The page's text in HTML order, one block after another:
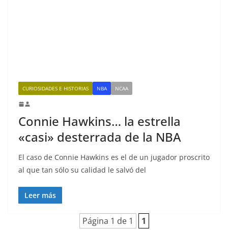
CURIOSIDADES E HISTORIAS NBA NCAA
Connie Hawkins… la estrella
«casi» desterrada de la NBA
El caso de Connie Hawkins es el de un jugador proscrito
al que tan sólo su calidad le salvó del
Leer más
Página 1 de 1 1